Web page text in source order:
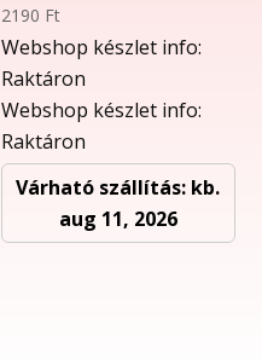
2190 Ft
Webshop készlet info:
Raktáron
Webshop készlet info:
Raktáron
Várható szállítás: kb.
aug 11, 2026